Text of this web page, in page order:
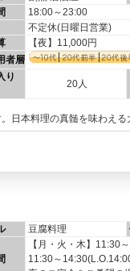
18:00～23:00
不定休(日曜日営業)
【夜】11,000円
者層
り
20人
日本料理の真髄を味わえ
豆腐料理
【月・火・木】
11:30～